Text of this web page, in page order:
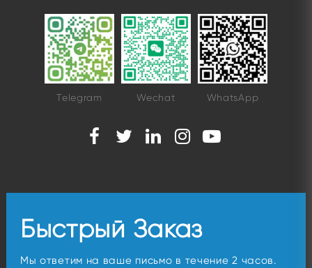
Telegram Wechat WhatsApp
Быстрый Заказ
Мы ответим на ваше письмо в течение 2 часов.